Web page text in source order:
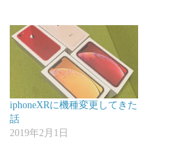
iphoneXRに機種変更してきた
話
2019年2月1日